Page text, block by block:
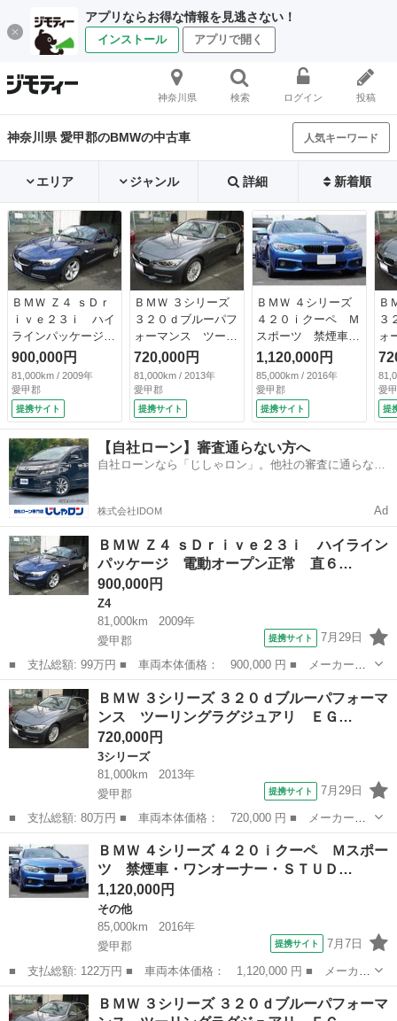
アプリならお得な情報を見逃さない！
インストール アプリで開く
神奈川県 検索 ログイン 投稿
神奈川県 愛甲郡のBMWの中古車 人気キーワード
エリア ジャンル 詳細 新着順
ＢＭＷ Ｚ４ ｓＤｒ
ｉｖｅ２３ｉ ハイ
ラインパッケージ
電動オープン正常
直６ ２５００ｃ
ｃ ６速ＡＴマニュ
アルモード付 純正
本革シート シート
ヒーター 純正ナ
ビ ヘッドオイル漏
れ無し フロントブ
レーキパッド新品
純正１７インチアル
ミホイール （検
8.8）
900,000円
81,000km / 2009年
愛甲郡
提携サイト
ＢＭＷ ３シリーズ
３２０ｄブルーパフ
ォーマンス ツーリ
ングラグジュアリ
ＥＧＲ分解洗浄・Ｄ
ＰＦクリーニング
済 純正本革シー
ト シートヒータ
ー ８速オートマチ
ック コンフォート
アクセス 純正ナビ
アゲートフットセン
インチアルミホイー
ル （なし）
720,000円
81,000km / 2013年
愛甲郡
提携サイト
ＢＭＷ ４シリーズ
４２０ｉクーペ Ｍ
スポーツ 禁煙車・
ワンオーナー・ＳＴ
ＵＤＥＩＥ製コンピ
ューターチューン・
３００馬力トルク３
６．７１キロ・ディ
ーラー記録簿付・ア
ルカンターラシー
ト・カスタム車両・
（検9.7）
1,120,000円
85,000km / 2016年
愛甲郡
提携サイト
Ｂ
３
ォ
ン
Ｅ
Ｐ
済
ト
ア
ア
イ
愛
提
【自社ローン】審査通らない方へ
自社ローンなら「じしゃロン」。他社の審査に通らなか
株式会社IDOM Ad
ＢＭＷ Ｚ４ ｓＤｒｉｖｅ２３ｉ ハイライン
パッケージ 電動オープン正常 直６…
900,000円
Z4
81,000km
2009年
愛甲郡
提携サイト 7月29日
■ 支払総額: 99万円 ■ 車両本体価格： 900,000 円 ■ メーカー
名： ＢＭＷ ■ 車種名： Ｚ４ ■ グレード名： ｓＤｒｉｖｅ２
３ｉ ハイラインパッケージ 電動オープン正常 直６ ２５００ｃ
ｃ ６速ＡＴマニ...
神奈川 愛甲郡
ＢＭＷ ３シリーズ ３２０ｄブルーパフォーマ
ンス ツーリングラグジュアリ ＥＧ…
720,000円
3シリーズ
81,000km
2013年
愛甲郡
提携サイト 7月29日
■ 支払総額: 80万円 ■ 車両本体価格： 720,000 円 ■ メーカー
名： ＢＭＷ ■ 車種名： ３シリーズ ■ グレード名： ３２０ｄ
ブルーパフォーマンス ツーリングラグジュアリ ＥＧＲ分解洗浄・
ＤＰＦクリーニン...
神奈川
ＢＭＷ ４シリーズ ４２０ｉクーペ Ｍスポー
ツ 禁煙車・ワンオーナー・ＳＴＵＤ…
1,120,000円
その他
85,000km
2016年
愛甲郡
提携サイト 7月7日
■ 支払総額: 122万円 ■ 車両本体価格： 1,120,000 円 ■ メーカー
名： ＢＭＷ ■ 車種名： ４シリーズ ■ グレード名： ４２０ｉ
クーペ Ｍスポーツ 禁煙車・ワンオーナー・ＳＴＵＤＥＩＥ製コン
神奈川 愛甲郡
ＢＭＷ ３シリーズ ３２０ｄブルーパフォーマ